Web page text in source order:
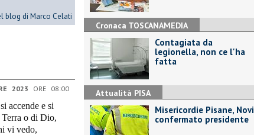
blog di Marco Celati
2023 ORE 08:00
accende e si
Terra o di Dio,
vi vedo,
Cronaca TOSCANAMEDIA
Contagiata da
legionella, non ce l'ha
fatta
Attualità PISA
Misericordie Pisane, Novi
confermato presidente